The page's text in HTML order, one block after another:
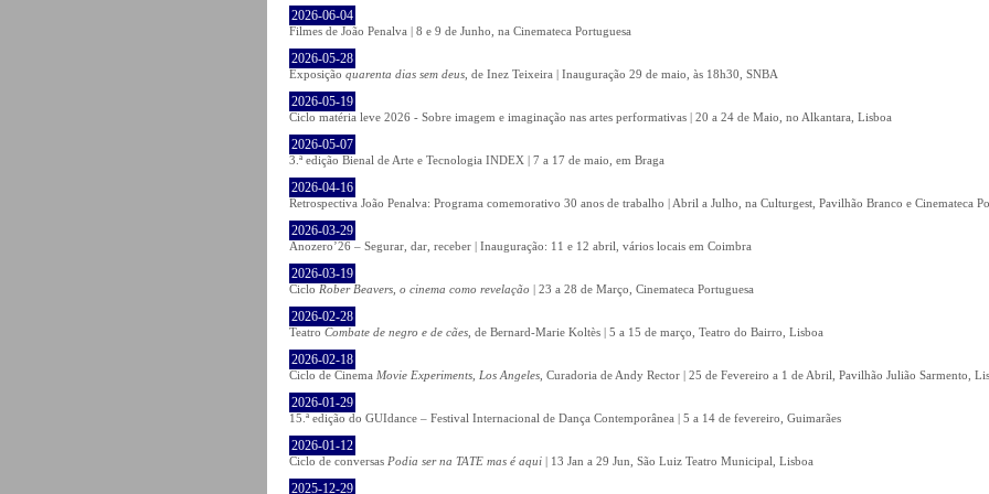
2026-06-04
Filmes de João Penalva | 8 e 9 de Junho, na Cinemateca Portuguesa
2026-05-28
Exposição quarenta dias sem deus , de Inez Teixeira | Inauguração 29 de maio, às 18h30, SNBA
2026-05-19
Ciclo matéria leve 2026 - Sobre imagem e imaginação nas artes performativas | 20 a 24 de Maio, no Alkantara, Lisboa
2026-05-07
3.ª edição Bienal de Arte e Tecnologia INDEX | 7 a 17 de maio, em Braga
2026-04-16
Retrospectiva João Penalva: Programa comemorativo 30 anos de trabalho | Abril a Julho, na Culturgest, Pavilhão Branco e Cinemateca
2026-03-29
Anozero’26 – Segurar, dar, receber | Inauguração: 11 e 12 abril, vários locais em Coimbra
2026-03-19
Ciclo Rober Beavers, o cinema como revelação | 23 a 28 de Março, Cinemateca Portuguesa
2026-02-28
Teatro Combate de negro e de cães , de Bernard-Marie Koltès | 5 a 15 de março, Teatro do Bairro, Lisboa
2026-02-18
Ciclo de Cinema Movie Experiments, Los Angeles , Curadoria de Andy Rector | 25 de Fevereiro a 1 de Abril, Pavilhão Julião Sarmento,
2026-01-29
15.ª edição do GUIdance – Festival Internacional de Dança Contemporânea | 5 a 14 de fevereiro, Guimarães
2026-01-12
Ciclo de conversas Podia ser na TATE mas é aqui | 13 Jan a 29 Jun, São Luiz Teatro Municipal, Lisboa
2025-12-29